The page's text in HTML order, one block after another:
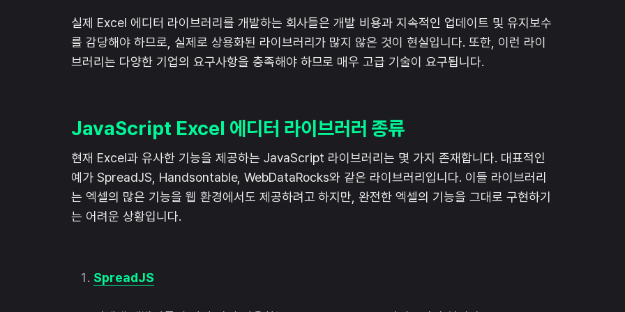
실제 Excel 에디터 라이브러리를 개발하는 회사들은 개발 비용과 지속적인 업데이트 및 유지보수
를 감당해야 하므로, 실제로 상용화된 라이브러리가 많지 않은 것이 현실입니다. 또한, 이런 라이
브러리는 다양한 기업의 요구사항을 충족해야 하므로 매우 고급 기술이 요구됩니다.
JavaScript Excel 에디터 라이브러러 종류
현재 Excel과 유사한 기능을 제공하는 JavaScript 라이브러리는 몇 가지 존재합니다. 대표적인
예가 SpreadJS, Handsontable, WebDataRocks와 같은 라이브러리입니다. 이들 라이브러리
는 엑셀의 많은 기능을 웹 환경에서도 제공하려고 하지만, 완전한 엑셀의 기능을 그대로 구현하기
는 어려운 상황입니다.
SpreadJS